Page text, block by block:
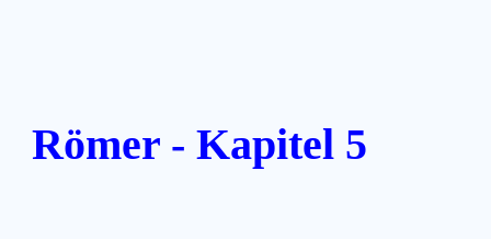
Römer - Kapitel 5